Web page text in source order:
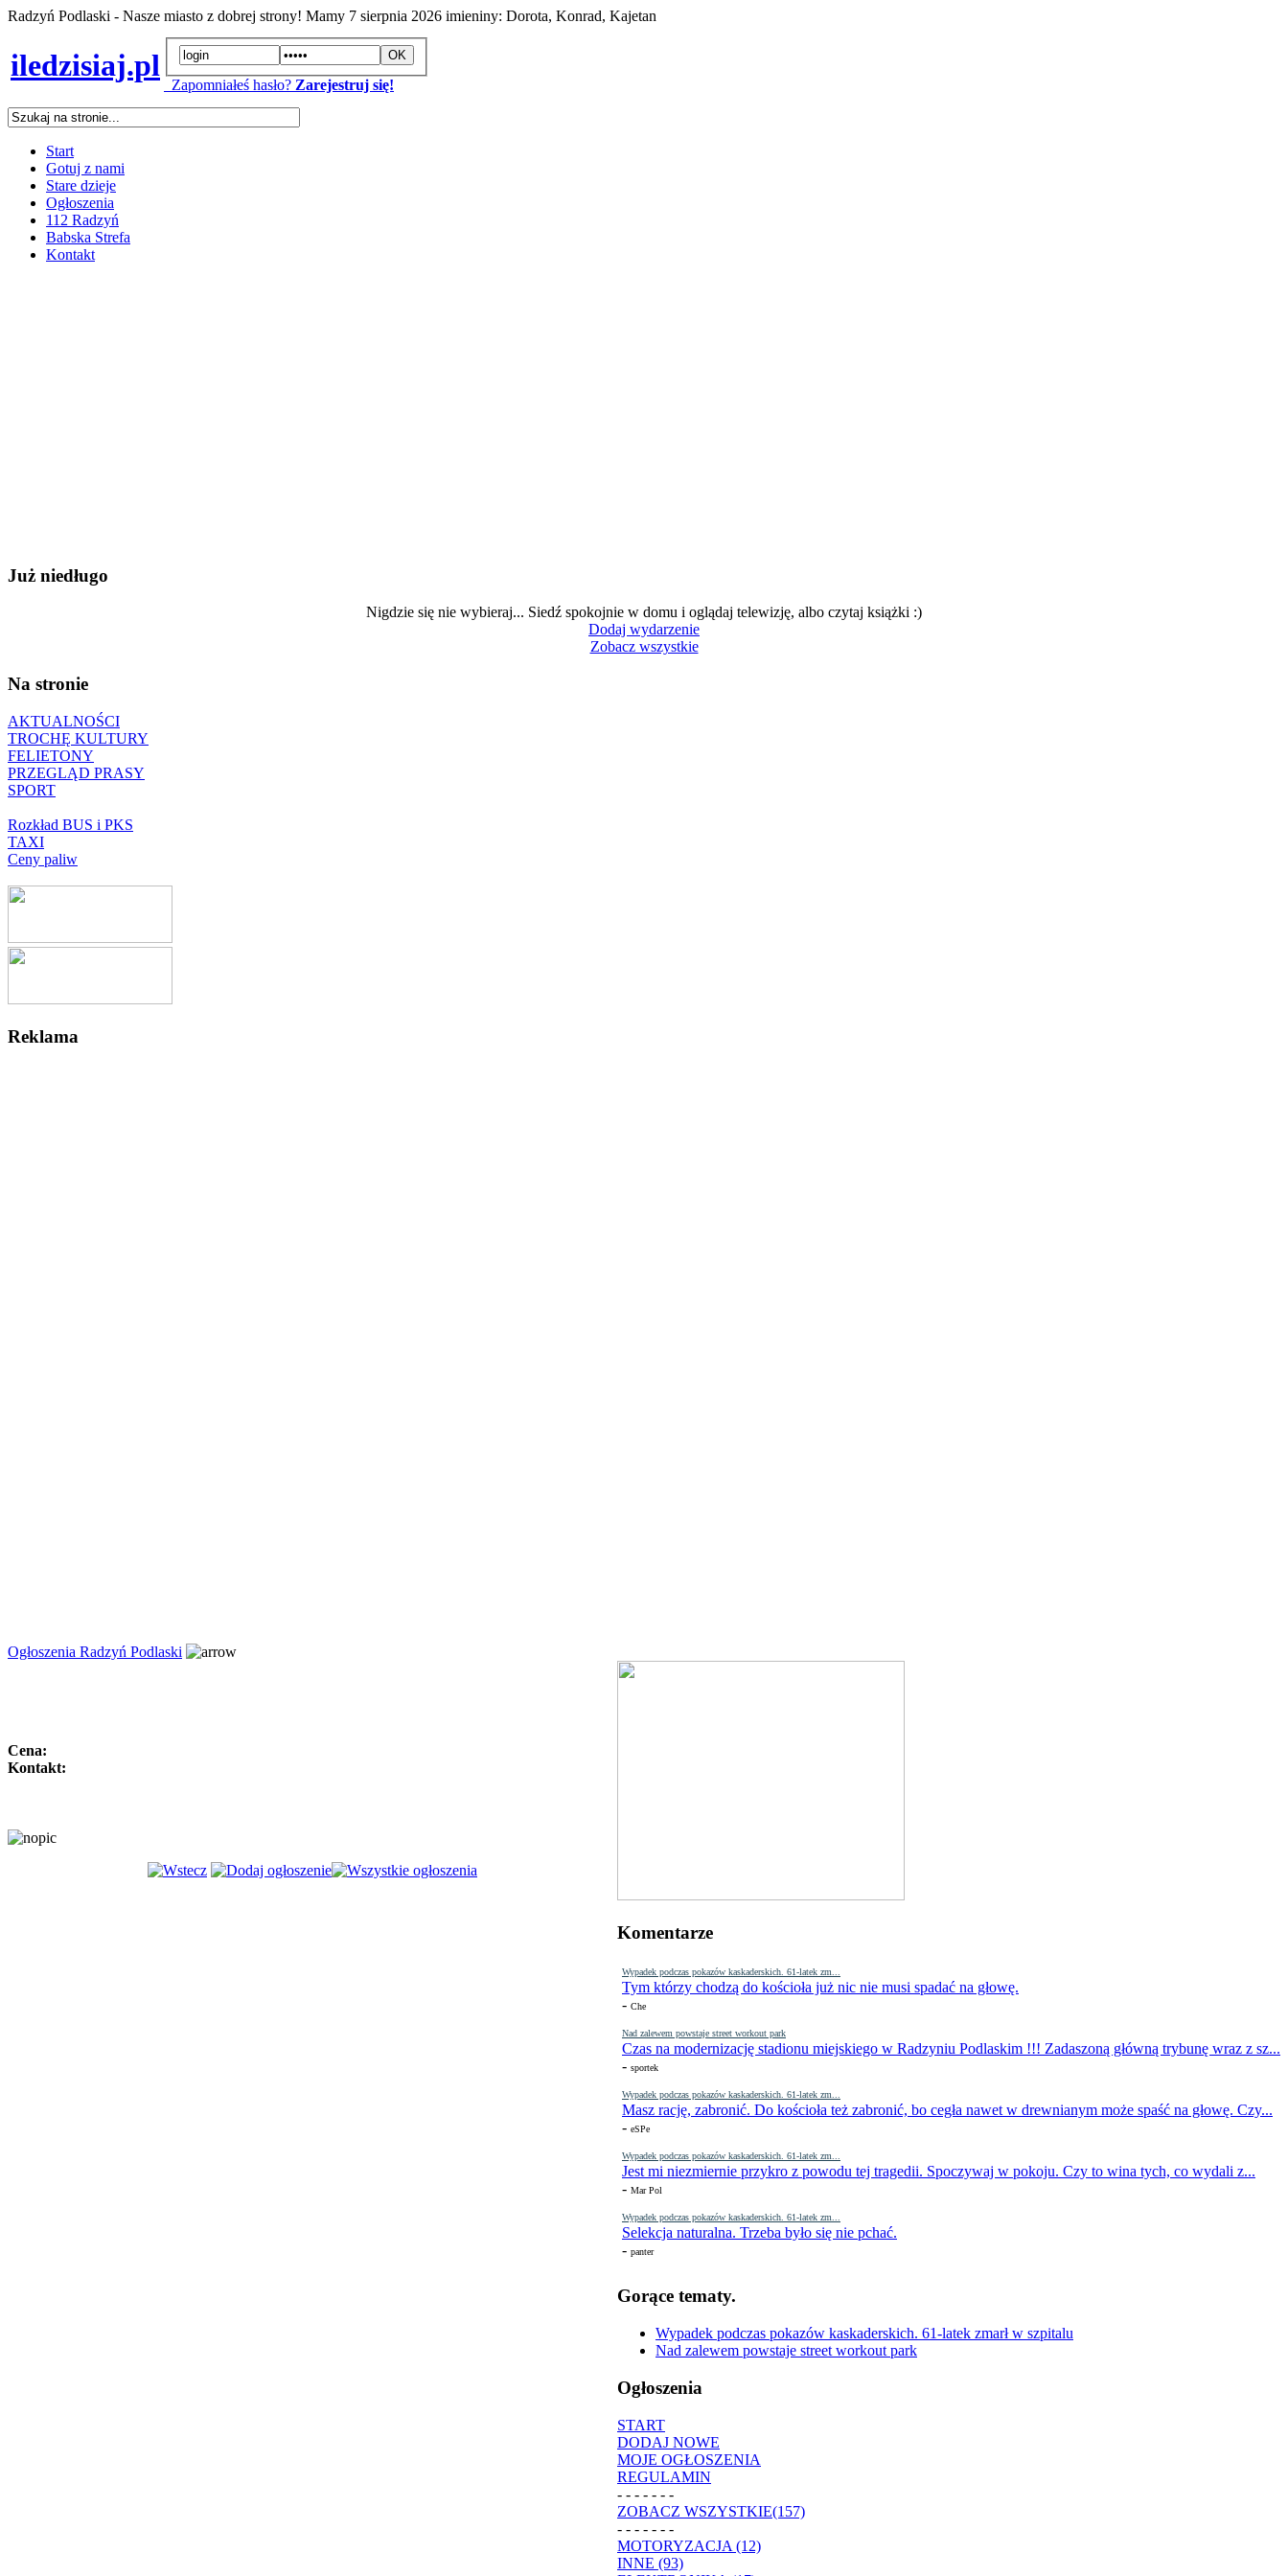
Radzyń Podlaski - Nasze miasto z dobrej strony! Mamy 7 sierpnia 2026 imieniny: Dorota, Konrad, Kajetan
iledzisiaj.pl
Zapomniałeś hasło? Zarejestruj się!
Start
Gotuj z nami
Stare dzieje
Ogłoszenia
112 Radzyń
Babska Strefa
Kontakt
Już niedługo
Nigdzie się nie wybieraj... Siedź spokojnie w domu i oglądaj telewizję, albo czytaj książki :)
Dodaj wydarzenie
Zobacz wszystkie
Na stronie
AKTUALNOŚCI
TROCHĘ KULTURY
FELIETONY
PRZEGLĄD PRASY
SPORT
Rozkład BUS i PKS
TAXI
Ceny paliw
Reklama
Komentarze
Wypadek podczas pokazów kaskaderskich. 61-latek zm...
Tym którzy chodzą do kościoła już nic nie musi spadać na głowę.
- Che
Nad zalewem powstaje street workout park
Czas na modernizację stadionu miejskiego w Radzyniu Podlaskim !!! Zadaszoną główną trybunę wraz z sz...
- sportek
Wypadek podczas pokazów kaskaderskich. 61-latek zm...
Masz rację, zabronić. Do kościoła też zabronić, bo cegła nawet w drewnianym może spaść na głowę. Czy...
- eSPe
Wypadek podczas pokazów kaskaderskich. 61-latek zm...
Jest mi niezmiernie przykro z powodu tej tragedii. Spoczywaj w pokoju. Czy to wina tych, co wydali z...
- Mar Pol
Wypadek podczas pokazów kaskaderskich. 61-latek zm...
Selekcja naturalna. Trzeba było się nie pchać.
- panter
Gorące tematy.
Wypadek podczas pokazów kaskaderskich. 61-latek zmarł w szpitalu
Nad zalewem powstaje street workout park
Ogłoszenia
START
DODAJ NOWE
MOJE OGŁOSZENIA
REGULAMIN
- - - - - - -
ZOBACZ WSZYSTKIE(157)
- - - - - - -
MOTORYZACJA (12)
INNE (93)
Ogłoszenia Radzyń Podlaski
Cena:
Kontakt: